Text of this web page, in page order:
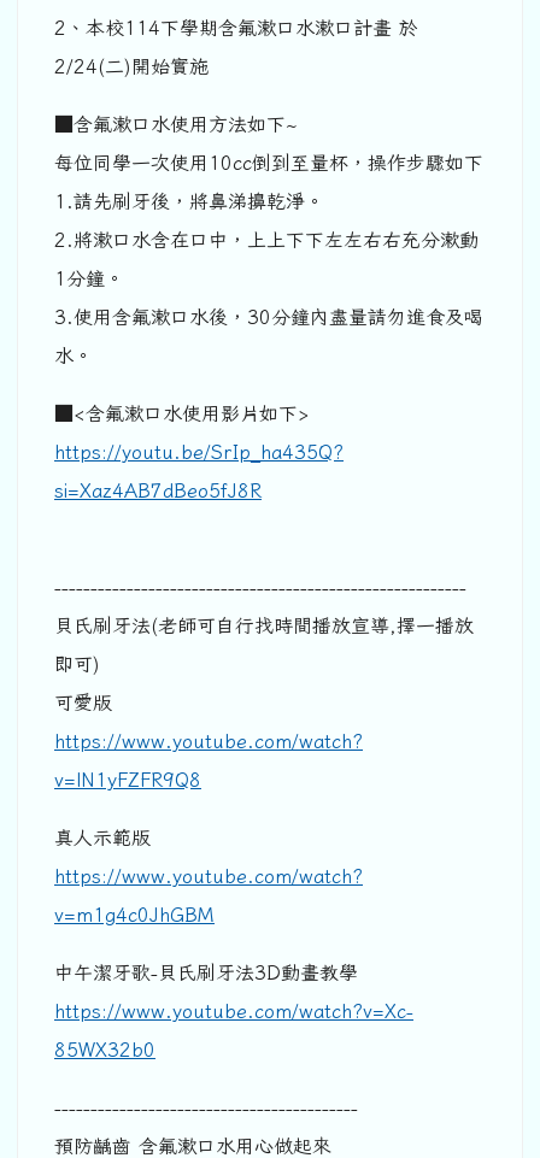
2、本校114下學期含氟漱口水漱口計畫 於
2/24(二)開始實施
■含氟漱口水使用方法如下~
每位同學一次使用10cc倒到至量杯，操作步驟如下
1.請先刷牙後，將鼻涕擤乾淨。
2.將漱口水含在口中，上上下下左左右右充分漱動
1分鐘。
3.使用含氟漱口水後，30分鐘內盡量請勿進食及喝
水。
■<含氟漱口水使用影片如下>
https://youtu.be/SrIp_ha435Q?
si=Xaz4AB7dBeo5fJ8R
---------------------------------------------------------
貝氏刷牙法(老師可自行找時間播放宣導,擇一播放
即可)
可愛版
https://www.youtube.com/watch?
v=lN1yFZFR9Q8
真人示範版
https://www.youtube.com/watch?
v=m1g4c0JhGBM
中午潔牙歌-貝氏刷牙法3D動畫教學
https://www.youtube.com/watch?v=Xc-
85WX32b0
------------------------------------------
預防齲齒 含氟漱口水用心做起來